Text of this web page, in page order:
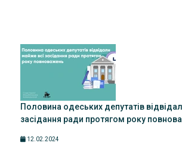
Половина одеських депутатів
засідання ради протягом року
12.02.2024